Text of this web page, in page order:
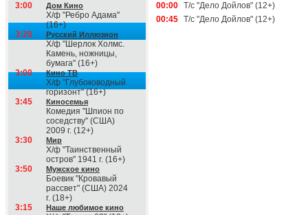
3:00 Дом Кино
Х/ф "Ребро Адама"
(16+)
3:20
Русский Иллюзион
Х/ф "Шерлок Холмс.
Камень, ножницы,
бумага" (16+)
3:00
Кино ТВ
Х/ф "Глубоководный
горизонт" (16+)
3:45
Киносемья
Комедия "Шпион по
соседству" (США)
2009 г. (12+)
3:30
Мир
Х/ф "Таинственный
остров" 1941 г. (16+)
3:50
Мужское кино
Боевик "Кровавый
рассвет" (США) 2024
г. (18+)
3:15
Наше любимое кино
00:00 Т/с "Дело Дойлов" (12+)
00:45 Т/с "Дело Дойлов" (12+)